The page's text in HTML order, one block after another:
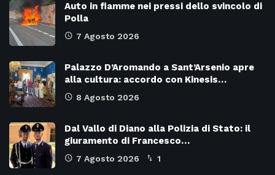
Auto in fiamme nei pressi dello svincolo di
Polla
7 Agosto 2026
Palazzo D’Aromando a Sant’Arsenio apre
alla cultura: accordo con Kinesis…
8 Agosto 2026
Dal Vallo di Diano alla Polizia di Stato: il
giuramento di Francesco…
7 Agosto 2026 1